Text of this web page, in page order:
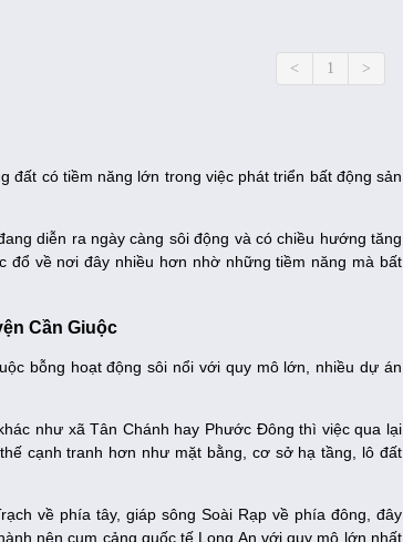
< 1 >
đất có tiềm năng lớn trong việc phát triển bất động sản
diễn ra ngày càng sôi động và có chiều hướng tăng
về nơi đây nhiều hơn nhờ những tiềm năng mà bất
Cần Giuộc
bỗng hoạt động sôi nổi với quy mô lớn, nhiều dự án
như xã Tân Chánh hay Phước Đông thì việc qua lại
cạnh tranh hơn như mặt bằng, cơ sở hạ tầng, lô đất
về phía tây, giáp sông Soài Rạp về phía đông, đây
nên cụm cảng quốc tế Long An với quy mô lớn nhất